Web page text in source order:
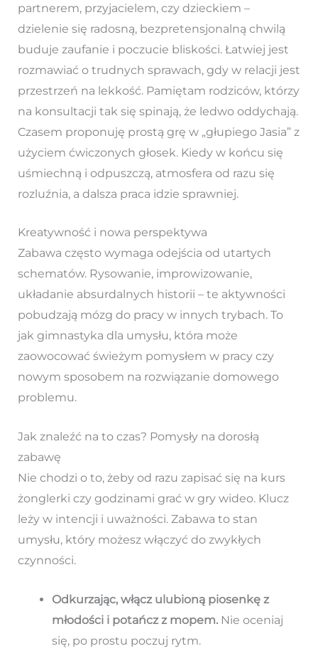
partnerem, przyjacielem, czy dzieckiem –
dzielenie się radosną, bezpretensjonalną chwilą
buduje zaufanie i poczucie bliskości. Łatwiej jest
rozmawiać o trudnych sprawach, gdy w relacji jest
przestrzeń na lekkość. Pamiętam rodziców, którzy
na konsultacji tak się spinają, że ledwo oddychają.
Czasem proponuję prostą grę w „głupiego Jasia” z
użyciem ćwiczonych głosek. Kiedy w końcu się
uśmiechną i odpuszczą, atmosfera od razu się
rozluźnia, a dalsza praca idzie sprawniej.
Kreatywność i nowa perspektywa
Zabawa często wymaga odejścia od utartych
schematów. Rysowanie, improwizowanie,
układanie absurdalnych historii – te aktywności
pobudzają mózg do pracy w innych trybach. To
jak gimnastyka dla umysłu, która może
zaowocować świeżym pomysłem w pracy czy
nowym sposobem na rozwiązanie domowego
problemu.
Jak znaleźć na to czas? Pomysły na dorosłą
zabawę
Nie chodzi o to, żeby od razu zapisać się na kurs
żonglerki czy godzinami grać w gry wideo. Klucz
leży w intencji i uważności. Zabawa to stan
umysłu, który możesz włączyć do zwykłych
czynności.
Odkurzając, włącz ulubioną piosenkę z
młodości i potańcz z mopem.Nie oceniaj
się, po prostu poczuj rytm.